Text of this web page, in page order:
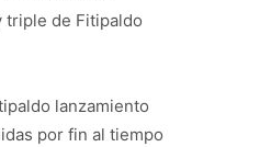
triple de Fitipaldo
lanzamiento
por fin al tiempo